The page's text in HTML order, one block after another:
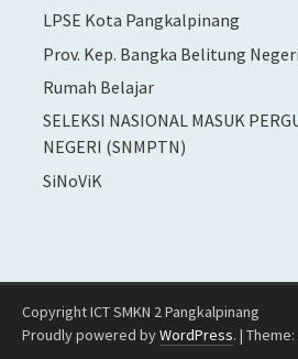
LPSE Kota Pangkalpinang
Prov. Kep. Bangka Belitung
Rumah Belajar
SELEKSI NASIONAL MASUK
NEGERI (SNMPTN)
SiNoViK
Copyright ICT SMKN 2 Pangkalpinang
Proudly powered byWordPress. |